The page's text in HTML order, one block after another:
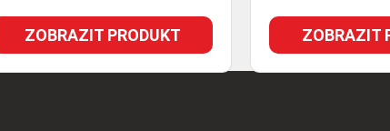
ZOBRAZIT PRODUKT ZOBRAZIT